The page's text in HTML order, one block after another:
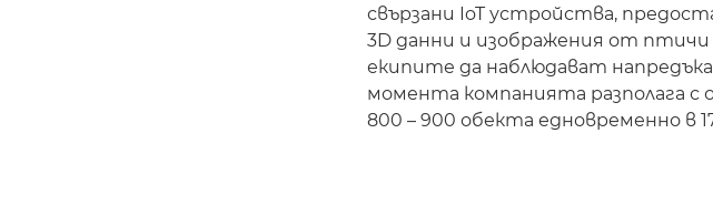
свързани IoT устройства,
3D данни и изображения от
екипите да наблюдават
момента компанията разполага с
800 – 900 обекта едновременно в